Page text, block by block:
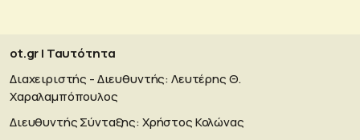
ot.gr | Ταυτότητα
Διαχειριστής - Διευθυντής: Λευτέρης Θ.
Χαραλαμπόπουλος
Διευθυντής Σύνταξης: Χρήστος Κολώνας